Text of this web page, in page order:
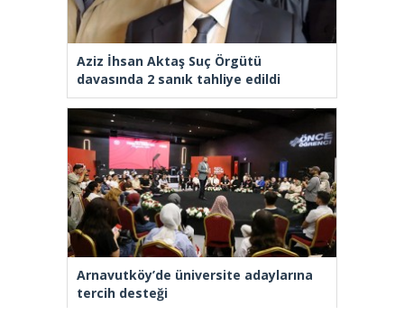
Aziz İhsan Aktaş Suç Örgütü
davasında 2 sanık tahliye edildi
Arnavutköy’de üniversite adaylarına
tercih desteği